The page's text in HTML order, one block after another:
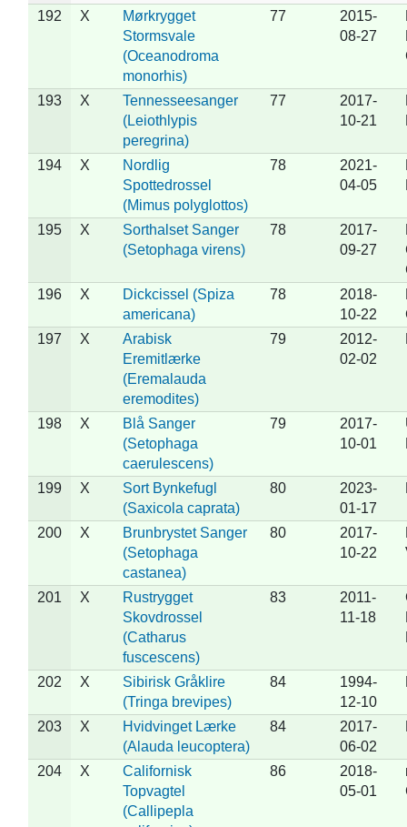
192 X
Mørkrygget
Stormsvale
(Oceanodroma
monorhis)
77
2015-
08-27
193 X
Tennesseesanger
(Leiothlypis
peregrina)
77
2017-
10-21
194 X
Nordlig
Spottedrossel
(Mimus polyglottos)
78
2021-
04-05
195 X
Sorthalset Sanger
(Setophaga virens)
78
2017-
09-27
196
X
Dickcissel (Spiza
americana)
78
2018-
10-22
197
X
Arabisk
Eremitlærke
(Eremalauda
eremodites)
79
2012-
02-02
198 X
Blå Sanger
(Setophaga
caerulescens)
79
2017-
10-01
199 X
Sort Bynkefugl
(Saxicola caprata)
80
2023-
01-17
200 X
Brunbrystet Sanger
(Setophaga
castanea)
80
2017-
10-22
201 X
Rustrygget
Skovdrossel
(Catharus
fuscescens)
83
2011-
11-18
202 X
Sibirisk Gråklire
(Tringa brevipes)
84
1994-
12-10
203 X
Hvidvinget Lærke
(Alauda leucoptera)
84
2017-
06-02
204 X
Californisk
Topvagtel
(Callipepla
86
2018-
05-01